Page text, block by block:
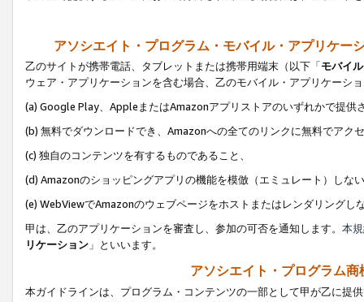
アソシエイト・プログラム・モバイル・アプリケー
乙のサイトが携帯電話、タブレットまたは携帯用端末（以下「モバイ
ウェア・アプリケーションを含む場合、乙のモバイル・アプリケーシ
(a) Google Play、AppleまたはAmazonアプリストアのいずれかで提供
(b) 無料でダウンロードでき、Amazonへの全てのリンクに無料でアク
(c) 独自のコンテンツを有するものであること、
(d) Amazonのショッピングアプリの機能を模倣（エミュレート）しな
(e) WebViewでAmazonのウェブページをホストまたはレンダリングし
甲は、乙のアプリケーションを審査し、参加の可否を通知します。 本
リケーション 」といいます。
アソシエイト・プログラム
本ガイドラインは、プログラム・コンテンツの一部として甲が乙に提